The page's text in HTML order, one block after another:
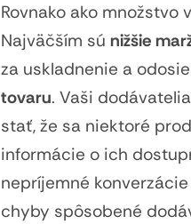
Rovnako ako
Najväčším sú nižšie
za uskladnenie a
tovaru. Vaši
stať, že sa niektoré
informácie o ich
nepríjemné
chyby spôsobené